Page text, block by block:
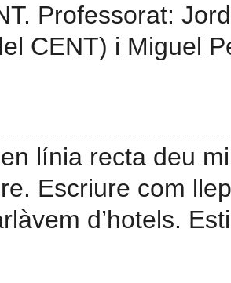
Professorat:
CENT) i Miguel
línia recta deu
Escriure com
d’hotels.